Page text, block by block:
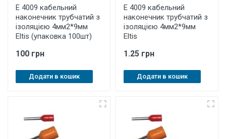
E 4009 кабельний
наконечник трубчатий з
ізоляцією 4мм2*9мм
Eltis (упаковка 100шт)
100 грн
Додати в кошик
E 4009 кабельний
наконечник трубчатий з
ізоляцією 4мм2*9мм
Eltis
1.25 грн
Додати в кошик